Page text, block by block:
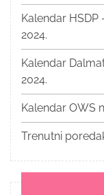
Kalendar HSDP
2024.
Kalendar
2024.
Kalendar OWS
Trenutni